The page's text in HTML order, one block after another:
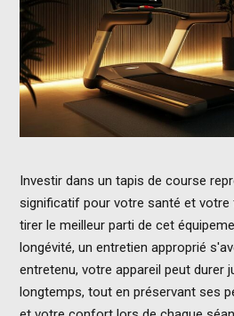
Investir dans un tapis de course
significatif pour votre santé et votre
tirer le meilleur parti de cet
longévité, un entretien approprié
entretenu, votre appareil peut durer
longtemps, tout en préservant ses